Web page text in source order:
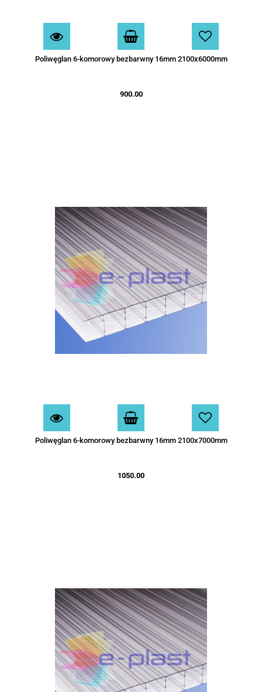
Poliwęglan 6-komorowy bezbarwny 16mm 2100x6000mm
900.00
Poliwęglan 6-komorowy bezbarwny 16mm 2100x7000mm
1050.00